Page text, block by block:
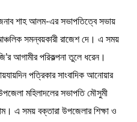
জনাব শাহ আলম-এর সভাপতিত্বে সভায়
সমন্বয়কারী রাজেশ দে। এ সময়
আগামীর পরিকল্পনা তুলে ধরেন।
পত্রিকার সাংবাদিক আনোয়ার
মহিলাদলের সভাপতি মৌসুমী
এ সময় বক্তারা উপজেলার শিক্ষা ও